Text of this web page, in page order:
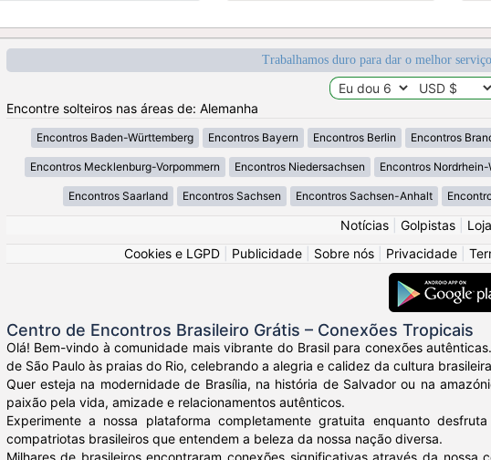
Trabalhamos duro para dar o melhor
Encontre solteiros nas áreas de: Alemanha
Encontros Baden-Württemberg Encontros Bayern Encontros Berlin Encontros
Encontros Mecklenburg-Vorpommern Encontros Niedersachsen Encontros Nordrhein-
Encontros Saarland Encontros Sachsen Encontros Sachsen-Anhalt
Notícias Golpistas Loja
Cookies e LGPD
Publicidade Sobre nós Privacidade
Centro de Encontros Brasileiro Grátis – Conexões Tropicais
Olá! Bem-vindo à comunidade mais vibrante do Brasil para conexões
de São Paulo às praias do Rio, celebrando a alegria e calidez da cultura
Quer esteja na modernidade de Brasília, na história de Salvador ou na
paixão pela vida, amizade e relacionamentos autênticos.
Experimente a nossa plataforma completamente gratuita enquanto
compatriotas brasileiros que entendem a beleza da nossa nação diversa.
Milhares de brasileiros encontraram conexões significativas através da